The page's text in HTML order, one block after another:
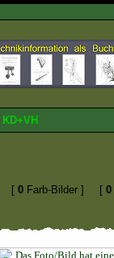
KD+VH
[ 0 Farb-Bilder ] [ 0